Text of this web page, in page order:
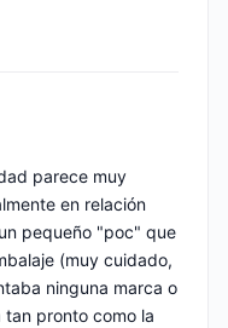
parece muy
en relación
pequeño "poc" que
(muy cuidado,
ninguna marca o
tan pronto como la